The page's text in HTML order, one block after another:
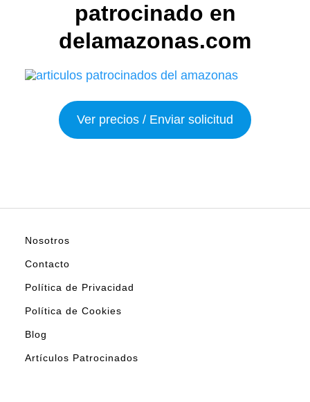
patrocinado en
delamazonas.com
Ver precios / Enviar solicitud
Nosotros
Contacto
Política de Privacidad
Política de Cookies
Blog
Artículos Patrocinados